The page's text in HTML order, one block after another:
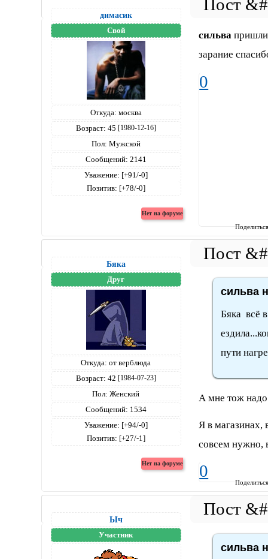
димасик
Свой
Откуда: москва
Возраст: 45 [1980-12-16]
Пол: Мужской
Сообщений: 2141
Уважение: [+91/-0]
Позитив: [+78/-0]
сильва
зарание
0
Бяка
Друг
Откуда: от верблюда
Возраст: 42 [1984-07-23]
Пол: Женский
Сообщений: 1534
Уважение: [+94/-0]
Позитив: [+27/-1]
сильва
Бяка всё
пути
А мне тож надо
Я в магазинах,
совсем нужно,
0
Ыч
Участник
сильва